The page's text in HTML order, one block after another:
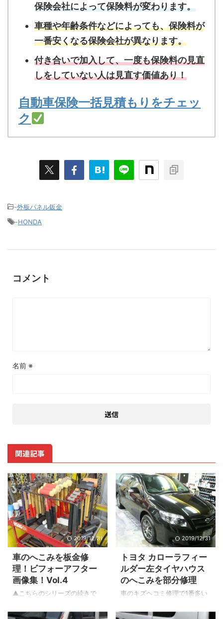
保険会社によって保険料が変わります。
車種や年齢条件などによっても、保険料が
一番安くなる保険会社が異なります。
付き合いで加入して、一度も保険料の見直
しをしていない人は見直す価値あり！
自動車保険一括見積もりをチェッ
ク
-外板パネル鈑金
-HONDA
コメント
名前 ※
関連記事
2019/12/31
車のへこみを板金修
理！ビフォーアフター
画像集！Vol.4
▲こちらのシリーズの続きで
サイドシルパネルのへこみ こ
2019/12/31
トヨタ カローラフィー
ルダー左タイヤハウス
のへこみを部分修理
車のキズヘコミ修理で1番多い
つけてしまう左タイヤの前辺